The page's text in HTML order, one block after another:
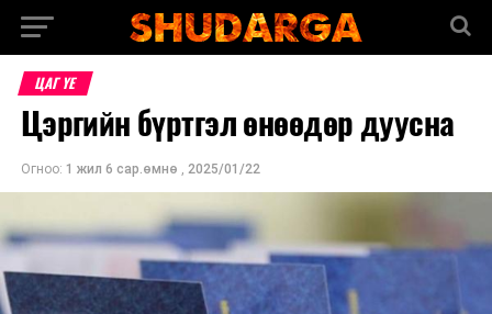
ЦАГ ҮЕ
Цэргийн бүртгэл өнөөдөр дуусна
Огноо: 1 жил 6 сар.өмнө , 2025/01/22